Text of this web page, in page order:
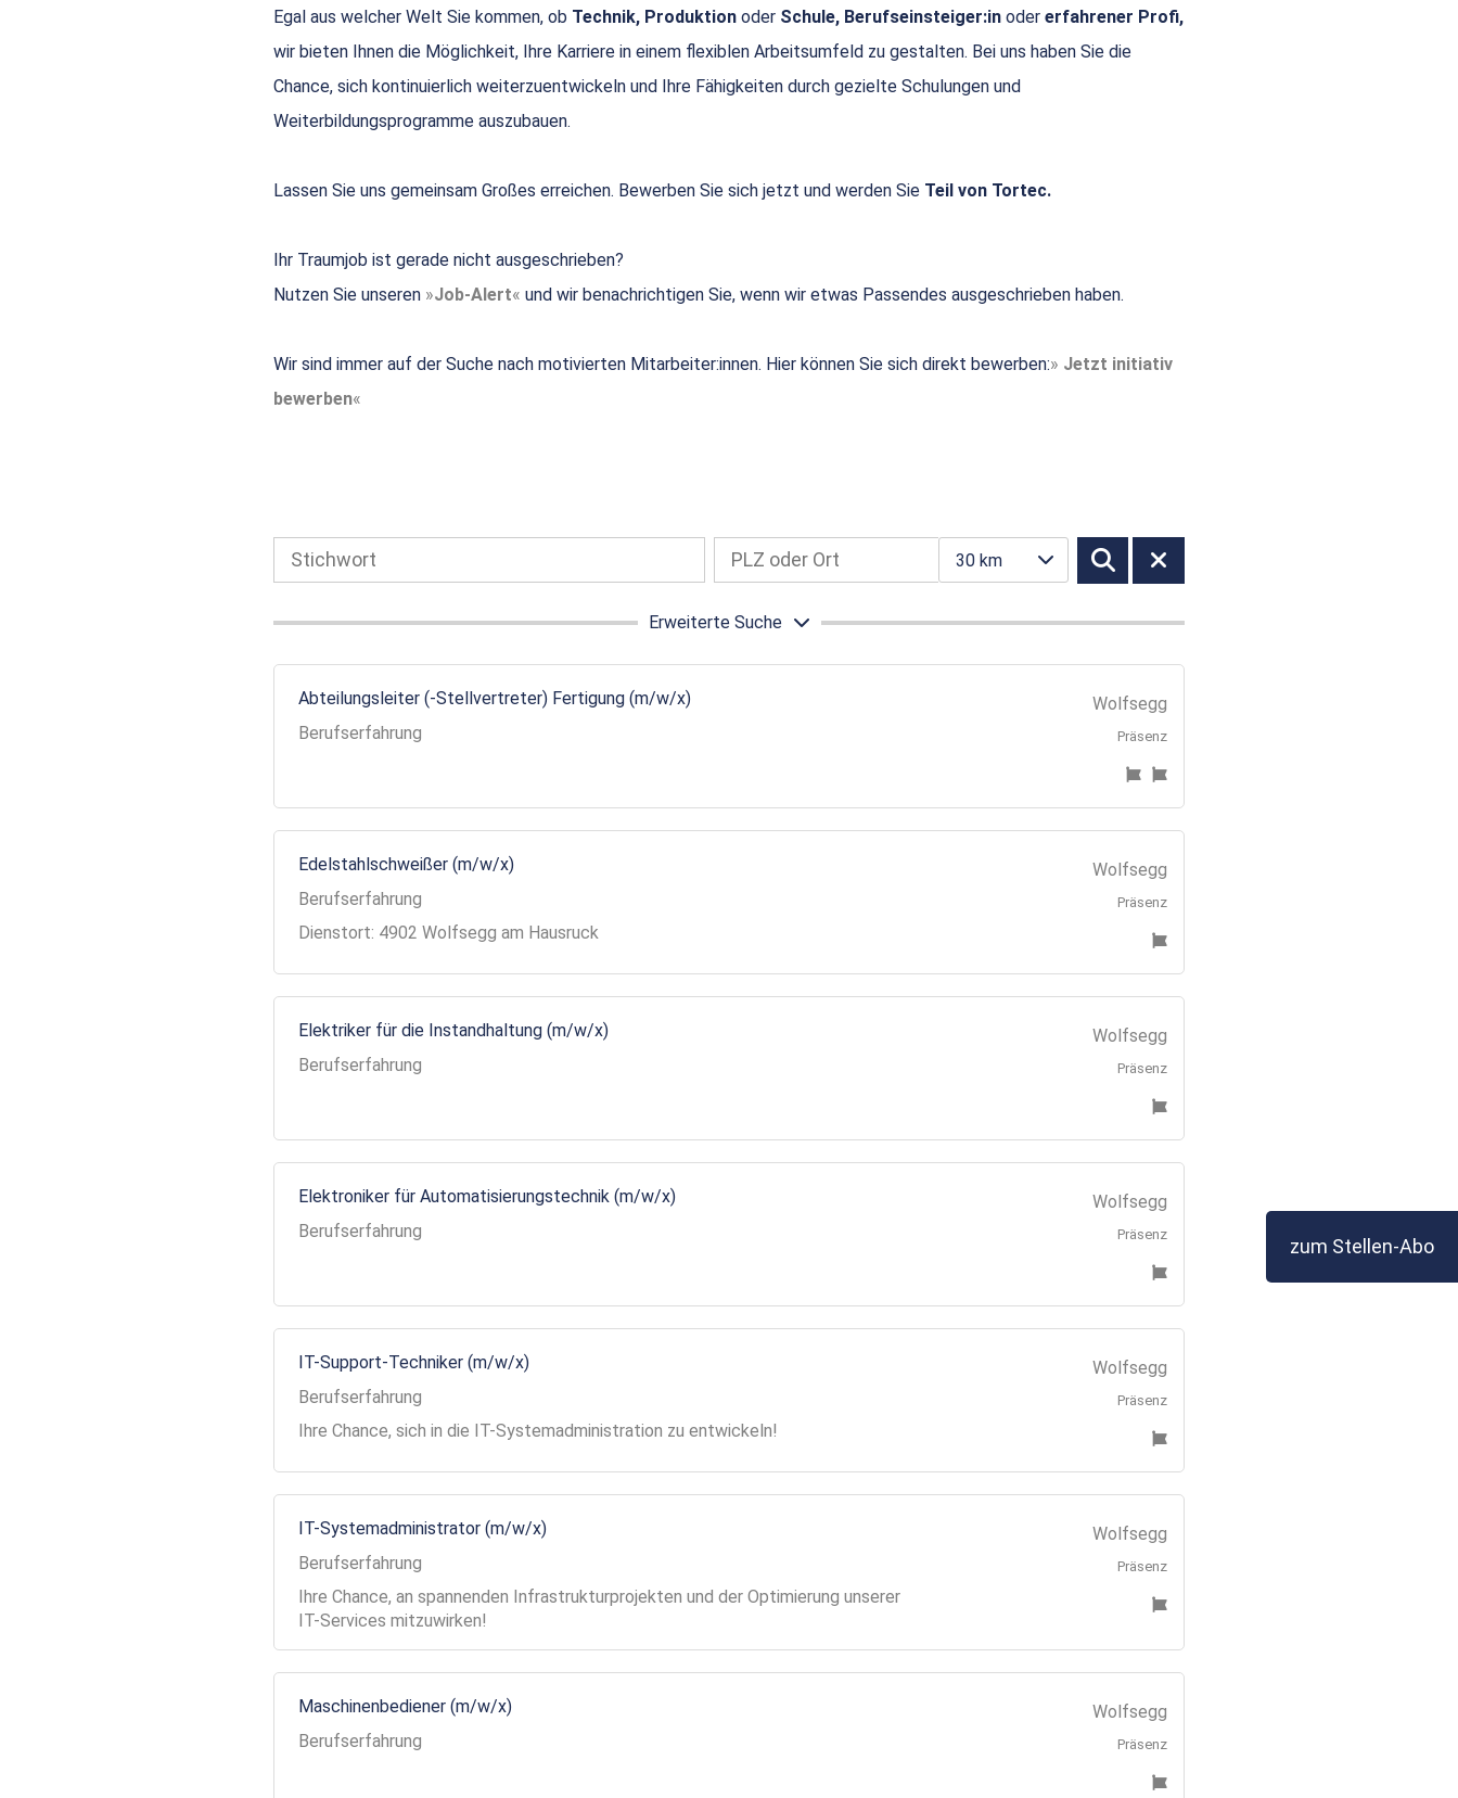
Egal aus welcher Welt Sie kommen, ob Technik, Produktion oder Schule, Berufseinsteiger:in oder erfahrener Profi,
wir bieten Ihnen die Möglichkeit, Ihre Karriere in einem flexiblen Arbeitsumfeld zu gestalten. Bei uns haben Sie die
Chance, sich kontinuierlich weiterzuentwickeln und Ihre Fähigkeiten durch gezielte Schulungen und
Weiterbildungsprogramme auszubauen.
Lassen Sie uns gemeinsam Großes erreichen. Bewerben Sie sich jetzt und werden Sie Teil von Tortec.
Ihr Traumjob ist gerade nicht ausgeschrieben?
Nutzen Sie unseren
Job-Alert und wir benachrichtigen Sie, wenn wir etwas Passendes ausgeschrieben haben.
Wir sind immer auf der Suche nach motivierten Mitarbeiter:innen. Hier können Sie sich direkt bewerben:
Jetzt initiativ
bewerben
30 km
Erweiterte Suche
Abteilungsleiter (-Stellvertreter) Fertigung (m/w/x)
Berufserfahrung
Wolfsegg
Präsenz
Edelstahlschweißer (m/w/x)
Berufserfahrung
Dienstort: 4902 Wolfsegg am Hausruck
Wolfsegg
Präsenz
Elektriker für die Instandhaltung (m/w/x)
Berufserfahrung
Wolfsegg
Präsenz
Elektroniker für Automatisierungstechnik (m/w/x)
Berufserfahrung
Wolfsegg
Präsenz
IT-Support-Techniker (m/w/x)
Berufserfahrung
Ihre Chance, sich in die IT-Systemadministration zu entwickeln!
Wolfsegg
Präsenz
IT-Systemadministrator (m/w/x)
Berufserfahrung
Ihre Chance, an spannenden Infrastrukturprojekten und der Optimierung unserer
IT-Services mitzuwirken!
Wolfsegg
Präsenz
Maschinenbediener (m/w/x)
Berufserfahrung
Wolfsegg
Präsenz
zum Stellen-Abo